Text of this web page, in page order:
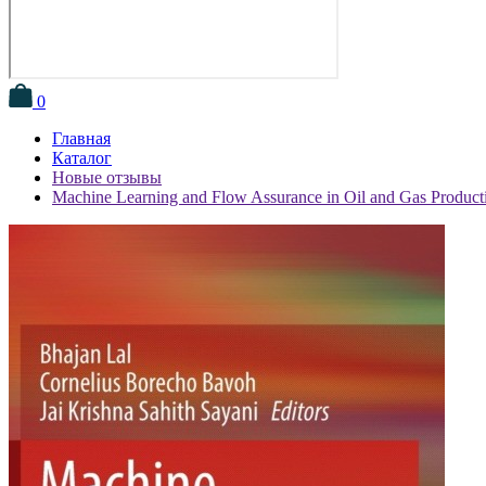
0
Главная
Каталог
Новые отзывы
Machine Learning and Flow Assurance in Oil and Gas